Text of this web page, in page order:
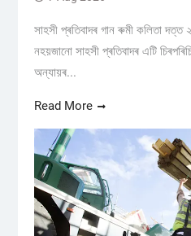
সাহসী প্ৰতিবাদৰ গান ৰুমী কলিতা দত্ত
নহয়জানো সাহসী প্ৰতিবাদৰ এটি
অন্যায়ৰ...
Read More